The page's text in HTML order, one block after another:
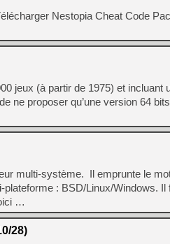
Nestopia Cheat Code
jeux (à partir de 1975) et incluant
ne proposer qu’une version 64
multi-système. Il emprunte le
: BSD/Linux/Windows. Il
…
28)